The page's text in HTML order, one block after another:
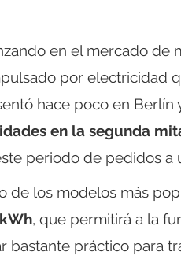
en el mercado de
por electricidad
hace poco en Berlín
en la segunda
periodo de pedidos a
de los modelos más
, que permitirá a la
bastante práctico para